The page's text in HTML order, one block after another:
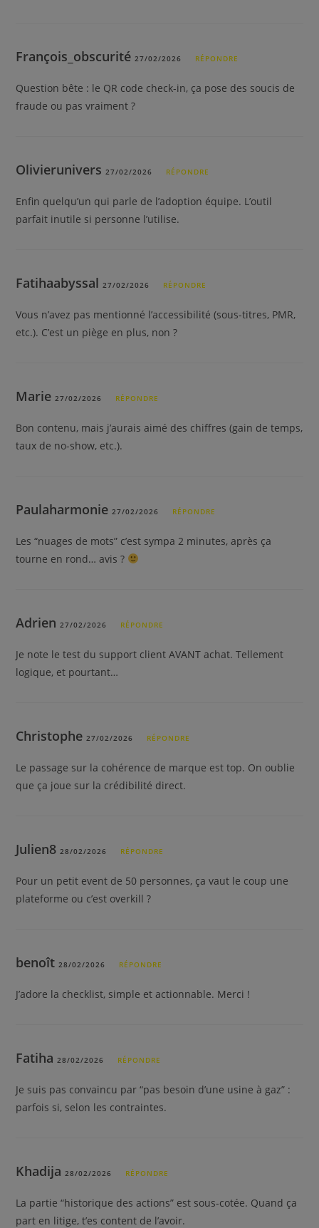
François_obscurité 27/02/2026 RÉPONDRE
Question bête : le QR code check-in, ça pose des soucis de
fraude ou pas vraiment ?
Olivierunivers 27/02/2026 RÉPONDRE
Enfin quelqu’un qui parle de l’adoption équipe. L’outil
parfait inutile si personne l’utilise.
Fatihaabyssal 27/02/2026 RÉPONDRE
Vous n’avez pas mentionné l’accessibilité (sous-titres, PMR,
etc.). C’est un piège en plus, non ?
Marie 27/02/2026 RÉPONDRE
Bon contenu, mais j’aurais aimé des chiffres (gain de temps,
taux de no-show, etc.).
Paulaharmonie 27/02/2026 RÉPONDRE
Les “nuages de mots” c’est sympa 2 minutes, après ça
tourne en rond… avis ?
Adrien 27/02/2026 RÉPONDRE
Je note le test du support client AVANT achat. Tellement
logique, et pourtant…
Christophe 27/02/2026 RÉPONDRE
Le passage sur la cohérence de marque est top. On oublie
que ça joue sur la crédibilité direct.
Julien8 28/02/2026 RÉPONDRE
Pour un petit event de 50 personnes, ça vaut le coup une
plateforme ou c’est overkill ?
benoît 28/02/2026 RÉPONDRE
J’adore la checklist, simple et actionnable. Merci !
Fatiha 28/02/2026 RÉPONDRE
Je suis pas convaincu par “pas besoin d’une usine à gaz” :
parfois si, selon les contraintes.
Khadija 28/02/2026 RÉPONDRE
La partie “historique des actions” est sous-cotée. Quand ça
part en litige, t’es content de l’avoir.